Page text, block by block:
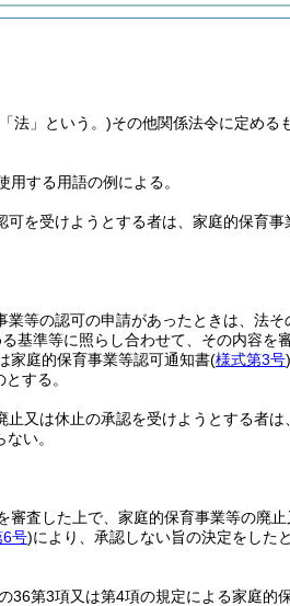
法」という。)その他関係法令に定める
する用語の例による。
を受けようとする者は、家庭的保育事
等の認可の申請があったときは、法そ
基準等に照らし合わせて、その内容を
家庭的保育事業等認可通知書(様式第3号)
する。
又は休止の承認を受けようとする者
い。
審査した上で、家庭的保育事業等の廃
6号)により、承認しない旨の決定をした
36第3項又は第4項の規定による家庭的